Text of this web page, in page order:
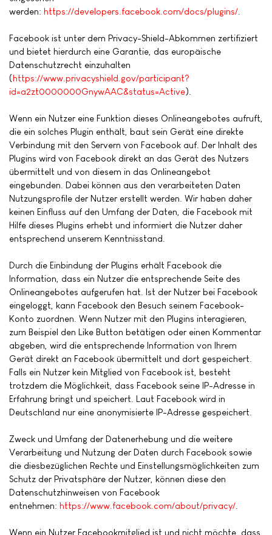
werden: https://developers.facebook.com/docs/plugins/
Facebook ist unter dem Privacy-Shield-Abkommen zertifiziert
und bietet hierdurch eine Garantie, das europäische
Datenschutzrecht einzuhalten
(https://www.privacyshield.gov/participant?
id=a2zt0000000GnywAAC&status=Active).
Wenn ein Nutzer eine Funktion dieses Onlineangebotes aufruft,
die ein solches Plugin enthält, baut sein Gerät eine direkte
Verbindung mit den Servern von Facebook auf. Der Inhalt des
Plugins wird von Facebook direkt an das Gerät des Nutzers
übermittelt und von diesem in das Onlineangebot
eingebunden. Dabei können aus den verarbeiteten Daten
Nutzungsprofile der Nutzer erstellt werden. Wir haben daher
keinen Einfluss auf den Umfang der Daten, die Facebook mit
Hilfe dieses Plugins erhebt und informiert die Nutzer daher
entsprechend unserem Kenntnisstand.
Durch die Einbindung der Plugins erhält Facebook die
Information, dass ein Nutzer die entsprechende Seite des
Onlineangebotes aufgerufen hat. Ist der Nutzer bei Facebook
eingeloggt, kann Facebook den Besuch seinem Facebook-
Konto zuordnen. Wenn Nutzer mit den Plugins interagieren,
zum Beispiel den Like Button betätigen oder einen Kommentar
abgeben, wird die entsprechende Information von Ihrem
Gerät direkt an Facebook übermittelt und dort gespeichert.
Falls ein Nutzer kein Mitglied von Facebook ist, besteht
trotzdem die Möglichkeit, dass Facebook seine IP-Adresse in
Erfahrung bringt und speichert. Laut Facebook wird in
Deutschland nur eine anonymisierte IP-Adresse gespeichert.
Zweck und Umfang der Datenerhebung und die weitere
Verarbeitung und Nutzung der Daten durch Facebook sowie
die diesbezüglichen Rechte und Einstellungsmöglichkeiten zum
Schutz der Privatsphäre der Nutzer, können diese den
Datenschutzhinweisen von Facebook
entnehmen: https://www.facebook.com/about/privacy/
Wenn ein Nutzer Facebookmitglied ist und nicht möchte, dass